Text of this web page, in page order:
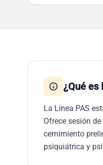
¿Qué es
La Línea PAS
Ofrece sesión
cernimiento
psiquiátrica y